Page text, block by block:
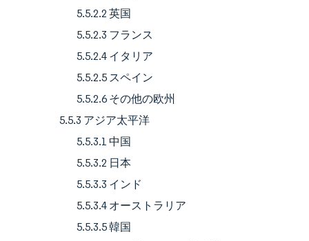
5.5.2.2 英国
5.5.2.3 フランス
5.5.2.4 イタリア
5.5.2.5 スペイン
5.5.2.6 その他の欧州
5.5.3 アジア太平洋
5.5.3.1 中国
5.5.3.2 日本
5.5.3.3 インド
5.5.3.4 オーストラリア
5.5.3.5 韓国